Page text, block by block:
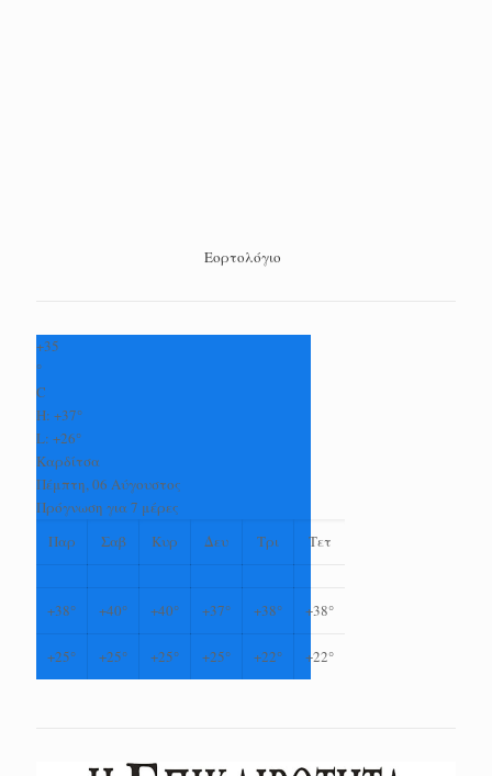
Εορτολόγιο
+35
°
C
H: +37°
L: +26°
Καρδίτσα
Πέμπτη, 06 Αύγουστος
Πρόγνωση για 7 μέρες
Παρ
Σαβ Κυρ Δευ Τρι Τετ
+38° +40° +40° +37° +38° +38°
+25° +25° +25° +25° +22° +22°